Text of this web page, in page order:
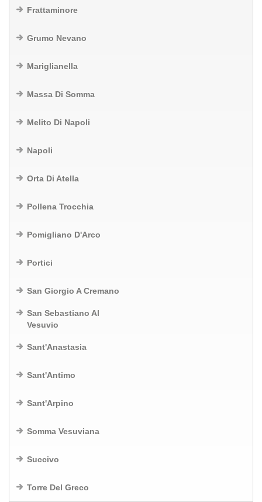
Frattaminore
Grumo Nevano
Mariglianella
Massa Di Somma
Melito Di Napoli
Napoli
Orta Di Atella
Pollena Trocchia
Pomigliano D'Arco
Portici
San Giorgio A Cremano
San Sebastiano Al
Vesuvio
Sant'Anastasia
Sant'Antimo
Sant'Arpino
Somma Vesuviana
Succivo
Torre Del Greco